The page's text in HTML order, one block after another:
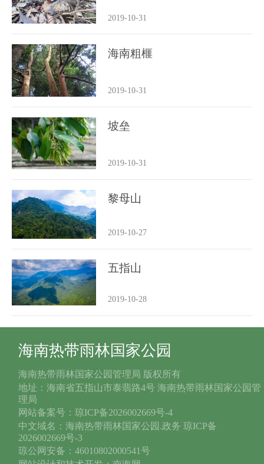
2019-10-31
海南粗榧
2019-10-31
坡垒
2019-10-31
黎母山
2019-10-27
五指山
2019-10-28
海南热带雨林国家公园
海南热带雨林国家公园管理局 版权所有
地址：海南省五指山市泰翡路4号 海南热带雨林国家公园管
理局
网站备案号：琼ICP备2026002669号-4
中文域名：海南热带雨林国家公园.政务 琼ICP备
2026002669号-3
琼公网安备：46010802000541号